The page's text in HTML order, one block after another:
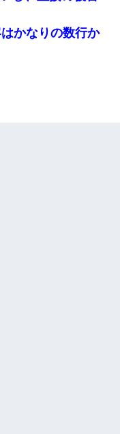
かなりの数行か